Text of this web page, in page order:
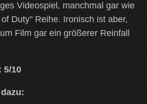
Videospiel, manchmal gar wie
Duty" Reihe. Ironisch ist aber,
Film gar ein größerer Reinfall
5/10